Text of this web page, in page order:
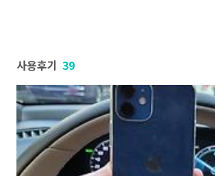
사용후기 39